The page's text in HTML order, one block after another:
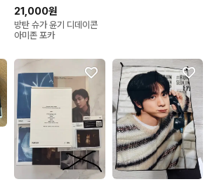
21,000원
방탄 슈가 윤기 디데이콘
아미존 포카